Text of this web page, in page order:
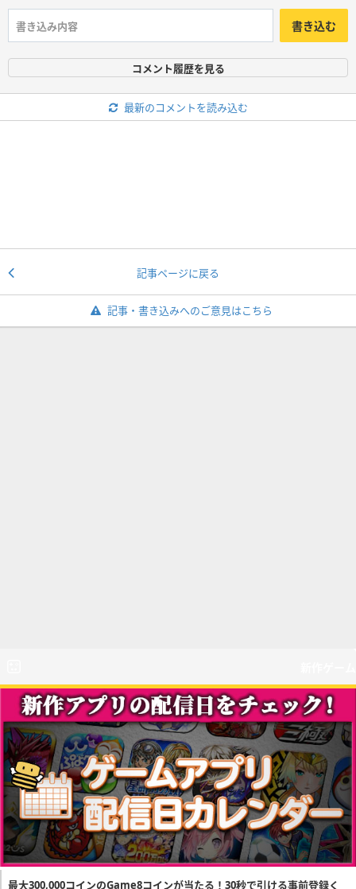
書き込む
コメント履歴を見る
最新のコメントを読み込む
記事ページに戻る
記事・書き込みへのご意見はこちら
最大300,000コインのGame8コインが当たる！30秒で引ける事前登録く